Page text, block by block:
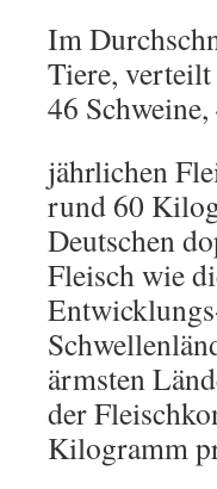
Im
Tiere, verteilt
46
jährlichen
rund 60
Deutschen
Fleisch wie
ärmsten
der
Kilogramm